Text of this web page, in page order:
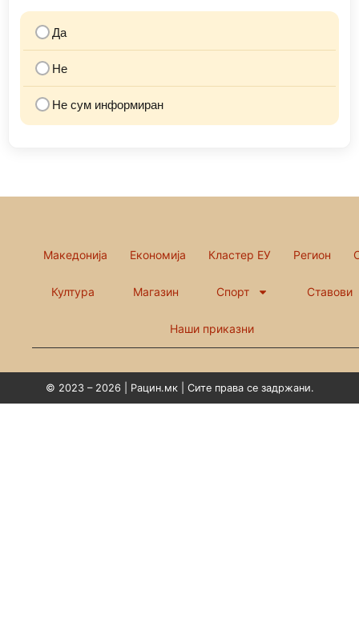
Да
Не
Не сум информиран
Македонија Економија Кластер ЕУ Регион
Култура Магазин Спорт Ставови
Наши приказни
© 2023 – 2026 | Рацин.мк | Сите права се задржани.